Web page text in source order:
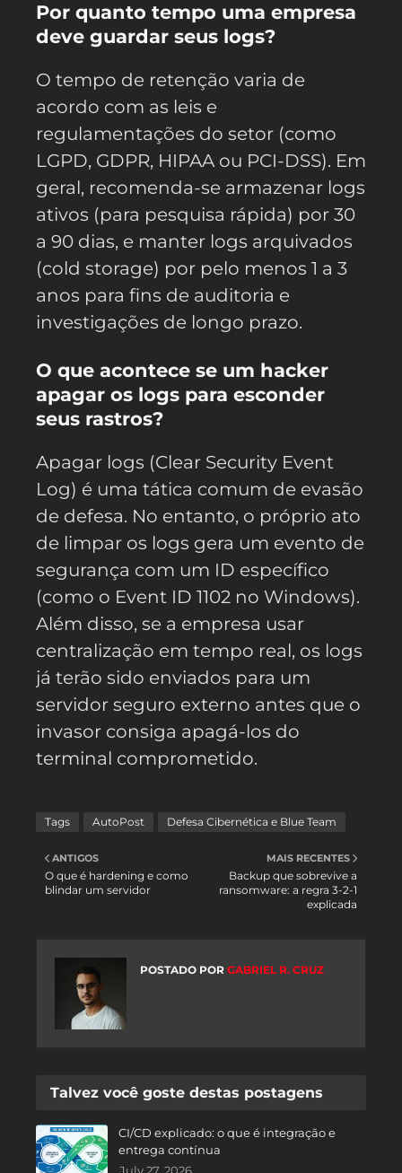
Por quanto tempo uma empresa
deve guardar seus logs?
O tempo de retenção varia de
acordo com as leis e
regulamentações do setor (como
LGPD, GDPR, HIPAA ou PCI-DSS). Em
geral, recomenda-se armazenar logs
ativos (para pesquisa rápida) por 30
a 90 dias, e manter logs arquivados
(cold storage) por pelo menos 1 a 3
anos para fins de auditoria e
investigações de longo prazo.
O que acontece se um hacker
apagar os logs para esconder
seus rastros?
Apagar logs (Clear Security Event
Log) é uma tática comum de evasão
de defesa. No entanto, o próprio ato
de limpar os logs gera um evento de
segurança com um ID específico
(como o Event ID 1102 no Windows).
Além disso, se a empresa usar
centralização em tempo real, os logs
já terão sido enviados para um
servidor seguro externo antes que o
invasor consiga apagá-los do
terminal comprometido.
Tags AutoPost Defesa Cibernética e Blue Team
MAIS RECENTES
Backup que sobrevive a
ransomware: a regra 3-2-1
explicada
ANTIGOS
O que é hardening e como
blindar um servidor
POSTADO POR GABRIEL R. CRUZ
Talvez você goste destas postagens
CI/CD explicado: o que é integração e
entrega contínua